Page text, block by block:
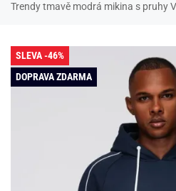
Trendy tmavě modrá mikina s pruhy
SLEVA -46%
DOPRAVA ZDARMA